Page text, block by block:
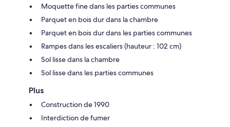
Moquette fine dans les parties communes
Parquet en bois dur dans la chambre
Parquet en bois dur dans les parties communes
Rampes dans les escaliers (hauteur : 102 cm)
Sol lisse dans la chambre
Sol lisse dans les parties communes
Plus
Construction de 1990
Interdiction de fumer